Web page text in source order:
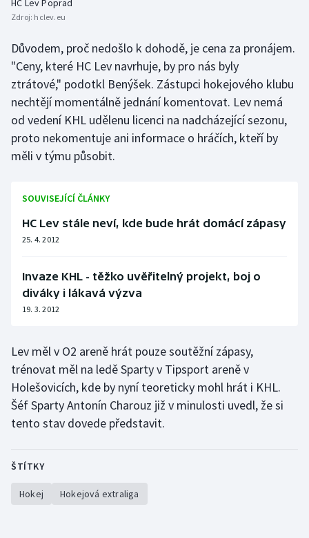
HC Lev Poprad
Zdroj: hclev.eu
Důvodem, proč nedošlo k dohodě, je cena za pronájem.
"Ceny, které HC Lev navrhuje, by pro nás byly
ztrátové," podotkl Benýšek. Zástupci hokejového klubu
nechtějí momentálně jednání komentovat. Lev nemá
od vedení KHL udělenu licenci na nadcházející sezonu,
proto nekomentuje ani informace o hráčích, kteří by
měli v týmu působit.
SOUVISEJÍCÍ ČLÁNKY
HC Lev stále neví, kde bude hrát domácí zápasy
25. 4. 2012
Invaze KHL - těžko uvěřitelný projekt, boj o
diváky i lákavá výzva
19. 3. 2012
Lev měl v O2 areně hrát pouze soutěžní zápasy,
trénovat měl na ledě Sparty v Tipsport areně v
Holešovicích, kde by nyní teoreticky mohl hrát i KHL.
Šéf Sparty Antonín Charouz již v minulosti uvedl, že si
tento stav dovede představit.
ŠTÍTKY
Hokej Hokejová extraliga